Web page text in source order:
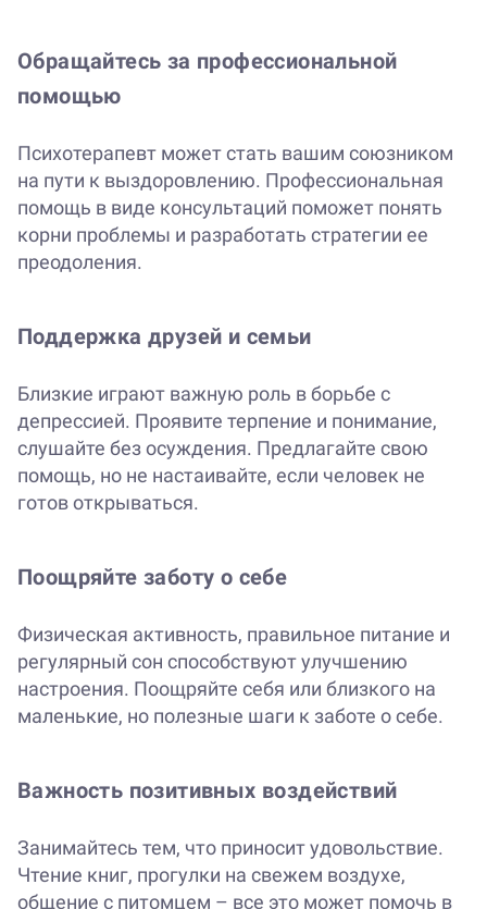
Обращайтесь за профессиональной
помощью
Психотерапевт может стать вашим союзником
на пути к выздоровлению. Профессиональная
помощь в виде консультаций поможет понять
корни проблемы и разработать стратегии ее
преодоления.
Поддержка друзей и семьи
Близкие играют важную роль в борьбе с
депрессией. Проявите терпение и понимание,
слушайте без осуждения. Предлагайте свою
помощь, но не настаивайте, если человек не
готов открываться.
Поощряйте заботу о себе
Физическая активность, правильное питание и
регулярный сон способствуют улучшению
настроения. Поощряйте себя или близкого на
маленькие, но полезные шаги к заботе о себе.
Важность позитивных воздействий
Занимайтесь тем, что приносит удовольствие.
Чтение книг, прогулки на свежем воздухе,
общение с питомцем – все это может помочь в